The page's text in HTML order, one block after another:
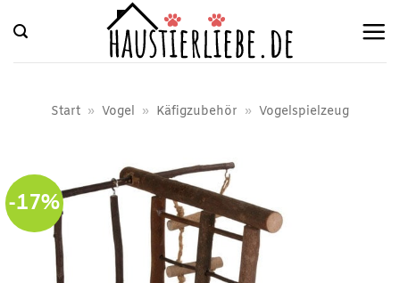
Inhalt
springen
Start » Vogel » Käfigzubehör » Vogelspielzeug
-17%